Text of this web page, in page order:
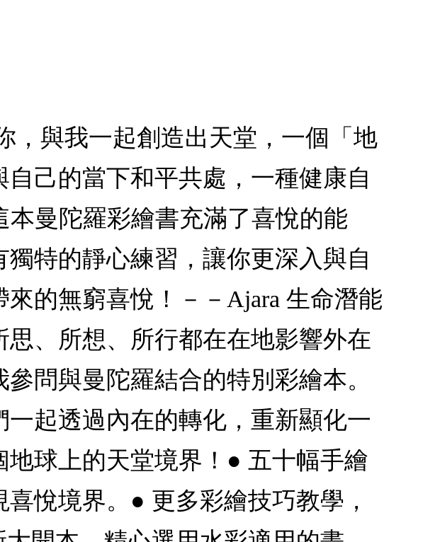
，與我一起創造出天堂，一個「地
己的當下和平共處，一種健康自
曼陀羅彩繪書充滿了喜悅的能
特的靜心練習，讓你更深入與自
的無窮喜悅！－－Ajara 生命潛能
、所想、所行都在在地影響外在
問與曼陀羅結合的特別彩繪本。
起透過內在的轉化，重新顯化一
球上的天堂境界！● 五十幅手繪
悅境界。● 更多彩繪技巧教學，